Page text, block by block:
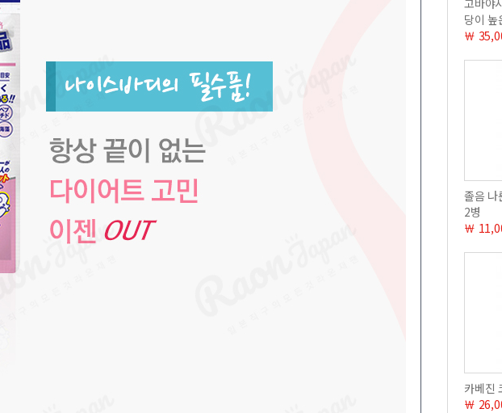
고바야
당이 높
￦
졸음
2병
￦
카베진
￦